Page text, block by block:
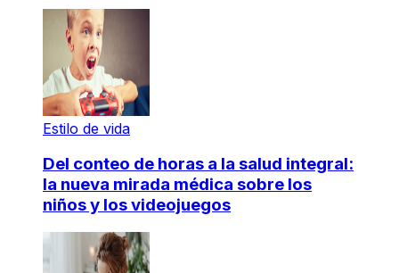
Estilo de vida
Del conteo de horas a la salud integral:
la nueva mirada médica sobre los
niños y los videojuegos